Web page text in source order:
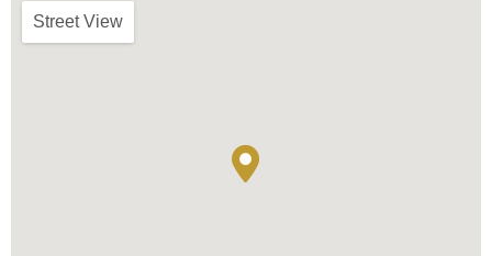
Street View